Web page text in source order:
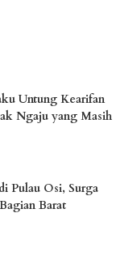
Untung Kearifan
Ngaju yang Masih
Pulau Osi, Surga
Barat